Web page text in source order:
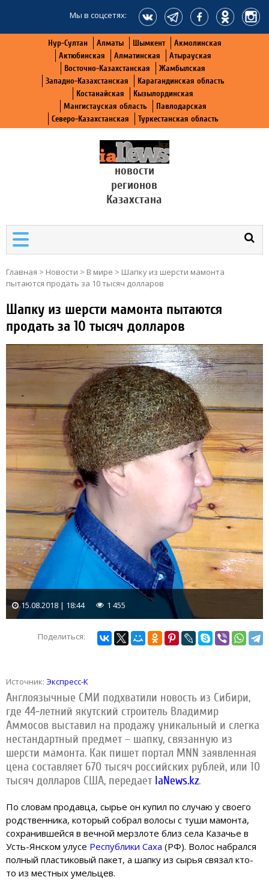
Мы в соцсетях:
Нур-Султан Алматы Шымкент
Акмолинская
Актюбинская
Алматинская
Атырауская
Восточно-Казахстанская
Жамбылская
Западно-Казахстанская
Карагандинская область
Костанайская
Кызылординская
Мангистауская область
Павлодарская
Северо-Казахстанская
Туркестанская область
новости
регионов
Казахстана
Главная > Новости > В мире > Шапку из шерсти мамонта
пытаются продать за 10 тысяч долларов
Шапку из шерсти мамонта пытаются
продать за 10 тысяч долларов
15.08.2018 | 18:44 1 455
Поделиться:
Источник: Экспресс-К
Англоязычные СМИ подхватили новость из Сибири,
где 44-летний якутский строитель Владимир
Аммосов выставил на продажу уникальный и слегка
нестандартный предмет – шапку, связанную из
шерсти мамонта. Как пишет портал MNN заявленная
цена составляет 670 тысяч российских рублей, или 10
тысяч долларов США, передает IaNews.kz.
По словам продавца, сырье он купил по случаю у своего
родственника, который собрал волосы с туши мамонта,
сохранившейся в вечной мерзлоте близ села Казачье в
Усть-Янском улусе Республики Саха (РФ). Волос набрался
полный пластиковый пакет, а шапку из сырья связал кто-
то из местных умельцев.